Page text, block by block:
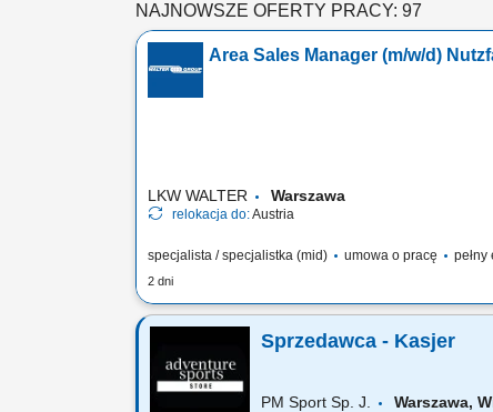
NAJNOWSZE OFERTY PRACY: 97
Area Sales Manager (m/w/d)
LKW WALTER Warszawa
relokacja do:Austria
specjalista / specjalistka (mid) umowa o pracę pełny
2 dni
Sprzedawca - Kasjer
PM Sport Sp. J. Warszawa,